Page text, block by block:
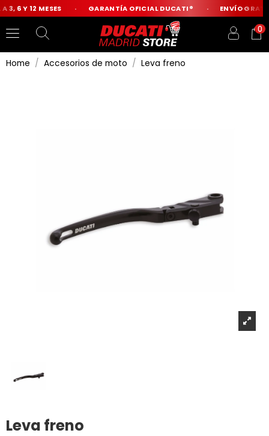
6 Y 12 MESES GARANTÍA OFICIAL DUCATI® ENVÍO
0
Home Accesorios de moto Leva freno
Leva freno